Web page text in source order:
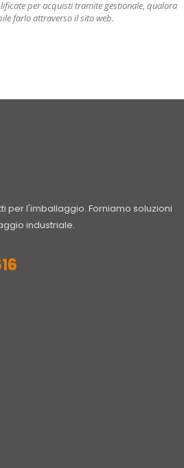
per acquisti tramite gestionale, qualora
farlo attraverso il sito web.
per l'imballaggio. Forniamo soluzioni
industriale.